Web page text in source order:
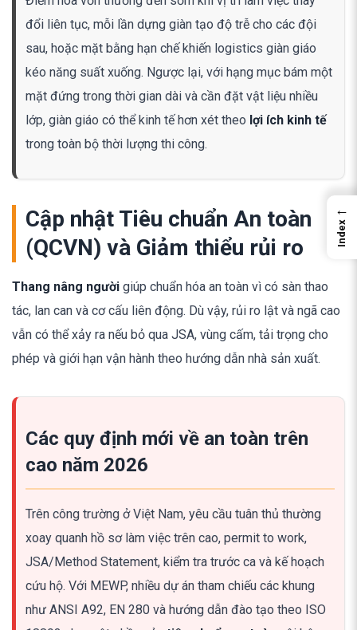
đổi liên tục, mỗi lần dựng giàn tạo độ trễ cho các đội
sau, hoặc mặt bằng hạn chế khiến logistics giàn giáo
kéo năng suất xuống. Ngược lại, với hạng mục bám một
mặt đứng trong thời gian dài và cần đặt vật liệu nhiều
lớp, giàn giáo có thể kinh tế hơn xét theo lợi ích kinh tế
trong toàn bộ thời lượng thi công.
Cập nhật Tiêu chuẩn An toàn
(QCVN) và Giảm thiểu rủi ro
Thang nâng người giúp chuẩn hóa an toàn vì có sàn thao
tác, lan can và cơ cấu liên động. Dù vậy, rủi ro lật và ngã cao
vẫn có thể xảy ra nếu bỏ qua JSA, vùng cấm, tải trọng cho
phép và giới hạn vận hành theo hướng dẫn nhà sản xuất.
Các quy định mới về an toàn trên
cao năm 2026
Trên công trường ở Việt Nam, yêu cầu tuân thủ thường
xoay quanh hồ sơ làm việc trên cao, permit to work,
JSA/Method Statement, kiểm tra trước ca và kế hoạch
cứu hộ. Với MEWP, nhiều dự án tham chiếu các khung
như ANSI A92, EN 280 và hướng dẫn đào tạo theo ISO
←
Index